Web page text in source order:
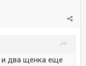
и два щенка еще